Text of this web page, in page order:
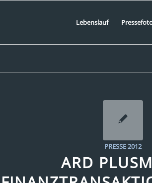
Lebenslauf
PRESSE 2012
ARD